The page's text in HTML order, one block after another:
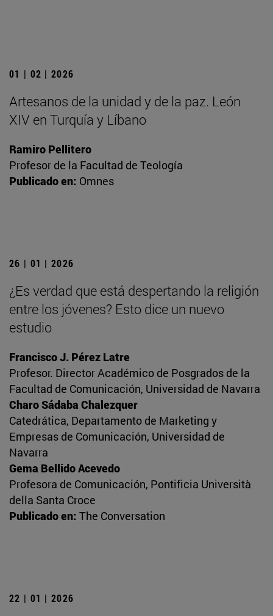
01 | 02 | 2026
Artesanos de la unidad y de la paz. León
XIV en Turquía y Líbano
Ramiro Pellitero
Profesor de la Facultad de Teología
Publicado en: Omnes
26 | 01 | 2026
¿Es verdad que está despertando la religión
entre los jóvenes? Esto dice un nuevo
estudio
Francisco J. Pérez Latre
Profesor. Director Académico de Posgrados de la
Facultad de Comunicación, Universidad de Navarra
Charo Sádaba Chalezquer
Catedrática, Departamento de Marketing y
Empresas de Comunicación, Universidad de
Navarra
Gema Bellido Acevedo
Profesora de Comunicación, Pontificia Università
della Santa Croce
Publicado en: The Conversation
22 | 01 | 2026